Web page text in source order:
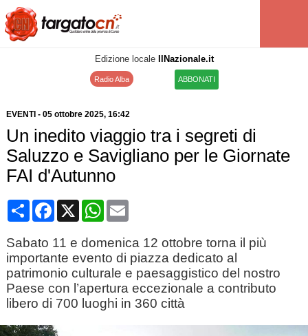
Edizione locale IlNazionale.it
Radio Alba ABBONATI
EVENTI - 05 ottobre 2025, 16:42
Un inedito viaggio tra i segreti di
Saluzzo e Savigliano per le Giornate
FAI d'Autunno
CondividiFacebook
X WhatsApp
Email
Sabato 11 e domenica 12 ottobre torna il più
importante evento di piazza dedicato al
patrimonio culturale e paesaggistico del nostro
Paese con l’apertura eccezionale a contributo
libero di 700 luoghi in 360 città